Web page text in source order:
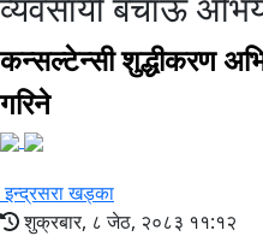
कन्सल्टेन्सी शुद्धीकरण
गरिने
इन्द्रसरा खड्का
शुक्रबार, ८ जेठ, २०८३ ११:१२